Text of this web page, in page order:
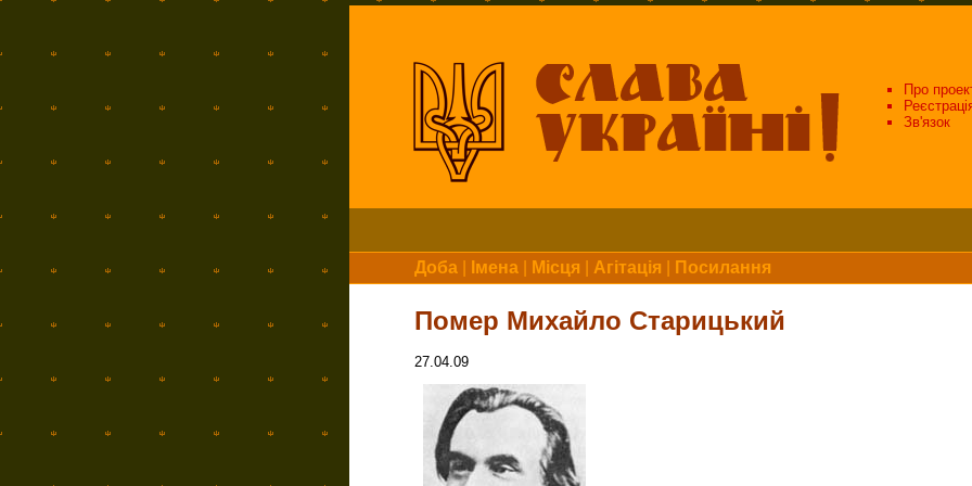
Про
Зв'язок
Доба Імена Місця Агітація Посилання
Помер Михайло Старицький
27.04.09